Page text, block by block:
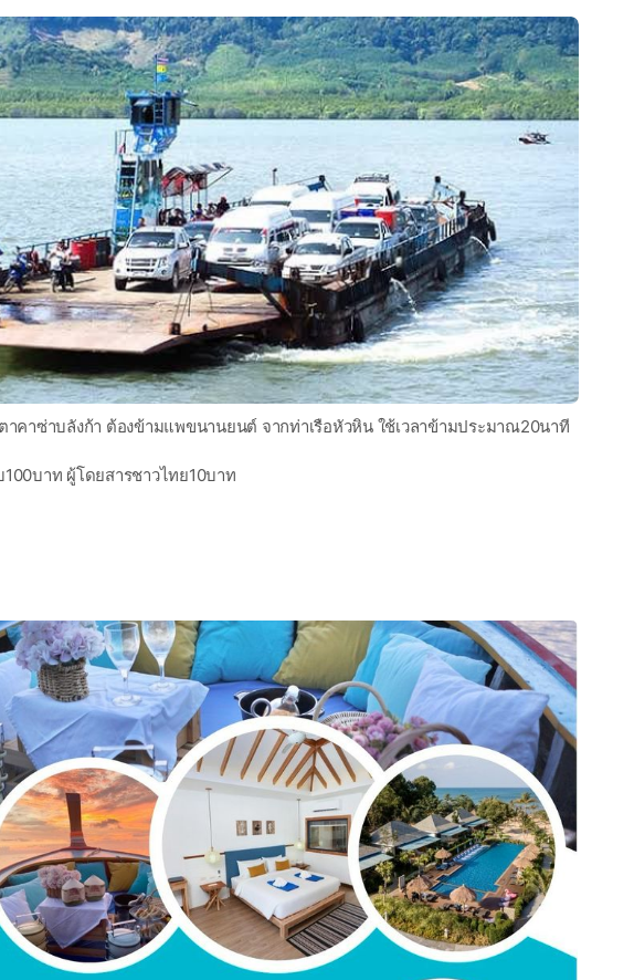
าคาซ่าบลังก้า ต้องข้ามแพขนานยนต์ จากท่าเรือหัวหิน ใช้เวลาข้ามประมาณ20นาที
บาท ผู้โดยสารชาวไทย10บาท